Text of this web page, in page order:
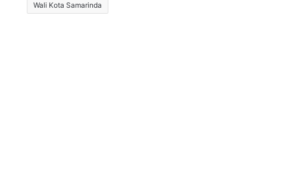
Wali Kota Samarinda